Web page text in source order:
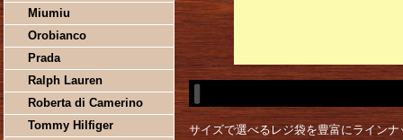
Miumiu
Orobianco
Prada
Ralph Lauren
Roberta di Camerino
Tommy Hilfiger
サイズで選べるレジ袋を豊富にラインナ